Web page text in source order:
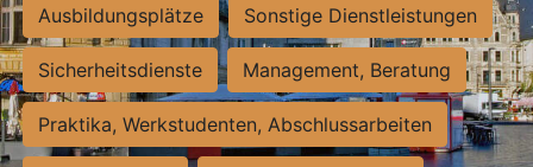
Ausbildungsplätze Sonstige Dienstleistungen
Sicherheitsdienste Management, Beratung
Praktika, Werkstudenten, Abschlussarbeiten